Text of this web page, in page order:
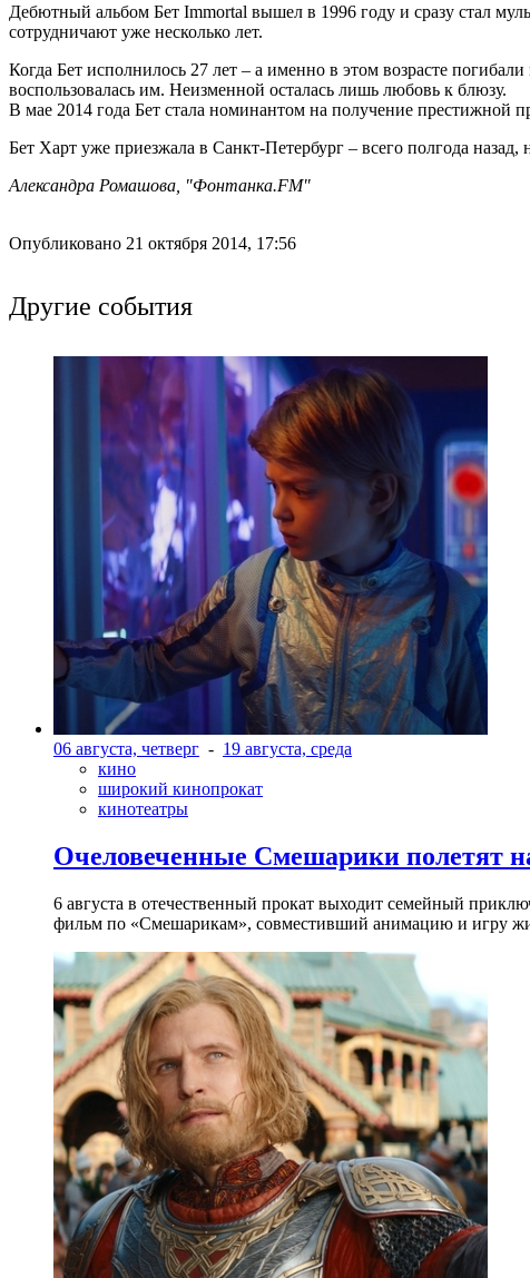
Дебютный альбом Бет Immortal вышел в 1996 году и сразу стал
сотрудничают уже несколько лет.
Когда Бет исполнилось 27 лет – а именно в этом возрасте
воспользовалась им. Неизменной осталась лишь любовь к блюзу.
В мае 2014 года Бет стала номинантом на получение
Бет Харт уже приезжала в Санкт-Петербург – всего полгода
Александра Ромашова, "Фонтанка.FM"
Опубликовано 21 октября 2014, 17:56
Другие события
06 августа, четверг - 19 августа, среда
кино
широкий кинопрокат
кинотеатры
Очеловеченные Смешарики полетят
6 августа в отечественный прокат выходит семейный
фильм по «Смешарикам», совместивший анимацию и игру